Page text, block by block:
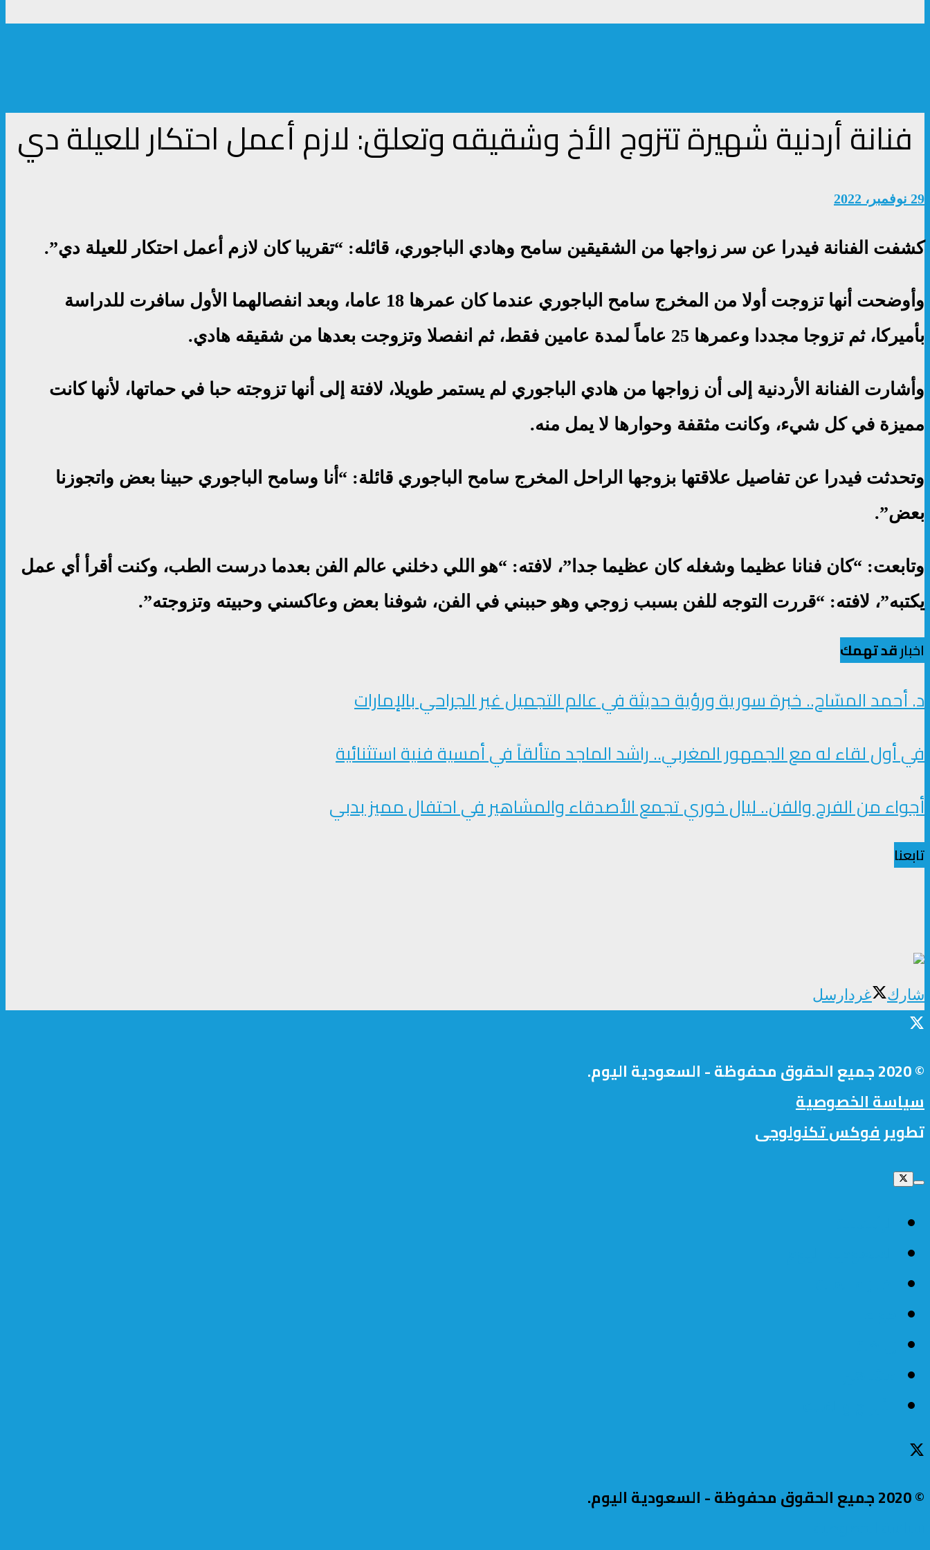
فنانة أردنية شهيرة تتزوج الأخ وشقيقه وتعلق: لازم أعمل احتكار للعيلة دي
29 نوفمبر، 2022
كشفت الفنانة فيدرا عن سر زواجها من الشقيقين سامح وهادي الباجوري، قائله: “تقريبا كان لازم أعمل احتكار للعيلة دي”.
وأوضحت أنها تزوجت أولا من المخرج سامح الباجوري عندما كان عمرها 18 عاما، وبعد انفصالهما الأول سافرت للدراسة
بأميركا، ثم تزوجا مجددا وعمرها 25 عاماً لمدة عامين فقط، ثم انفصلا وتزوجت بعدها من شقيقه هادي.
وأشارت الفنانة الأردنية إلى أن زواجها من هادي الباجوري لم يستمر طويلا، لافتة إلى أنها تزوجته حبا في حماتها، لأنها كانت
مميزة في كل شيء، وكانت مثقفة وحوارها لا يمل منه.
وتحدثت فيدرا عن تفاصيل علاقتها بزوجها الراحل المخرج سامح الباجوري قائلة: “أنا وسامح الباجوري حبينا بعض واتجوزنا
بعض”.
وتابعت: “كان فنانا عظيما وشغله كان عظيما جدا”، لافته: “هو اللي دخلني عالم الفن بعدما درست الطب، وكنت أقرأ أي عمل
يكتبه”، لافته: “قررت التوجه للفن بسبب زوجي وهو حببني في الفن، شوفنا بعض وعاكسني وحبيته وتزوجته”.
اخبارقد تهمك
د. أحمد المسّاح.. خبرة سورية ورؤية حديثة في عالم التجميل غير الجراحي بالإمارات
في أول لقاء له مع الجمهور المغربي.. راشد الماجد متألقاً في أمسية فنية استثنائية
أجواء من الفرح والفن.. ليال خوري تجمع الأصدقاء والمشاهير في احتفال مميز بدبي
تابعنا
شارك غرد ارسل
© 2020 جميع الحقوق محفوظة - السعودية اليوم.
سياسة الخصوصية
تطويرفوكس تكنولوجى
© 2020 جميع الحقوق محفوظة - السعودية اليوم.